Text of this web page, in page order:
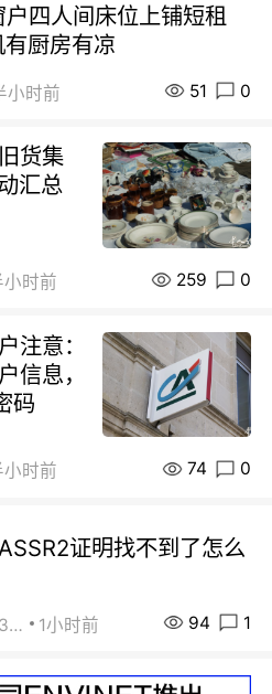
四人间床位上铺短租
厨房有凉
小时前 51 0
货集
汇总
小时前 259 0
注意：
信息，
码
小时前 74 0
证明找不到了怎么
街友65463281 1小时前 94 1